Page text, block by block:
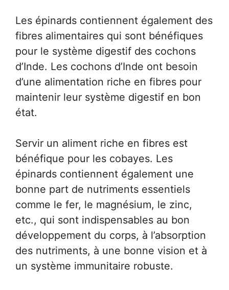
Les épinards contiennent également des
fibres alimentaires qui sont bénéfiques
pour le système digestif des cochons
d’Inde. Les cochons d’Inde ont besoin
d’une alimentation riche en fibres pour
maintenir leur système digestif en bon
état.
Servir un aliment riche en fibres est
bénéfique pour les cobayes. Les
épinards contiennent également une
bonne part de nutriments essentiels
comme le fer, le magnésium, le zinc,
etc., qui sont indispensables au bon
développement du corps, à l’absorption
des nutriments, à une bonne vision et à
un système immunitaire robuste.